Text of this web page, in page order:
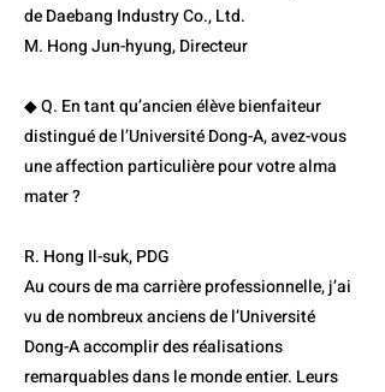
de Daebang Industry Co., Ltd.
M. Hong Jun-hyung, Directeur
◆ Q. En tant qu’ancien élève bienfaiteur
distingué de l’Université Dong-A, avez-vous
une affection particulière pour votre alma
mater ?
R. Hong Il-suk, PDG
Au cours de ma carrière professionnelle, j’ai
vu de nombreux anciens de l’Université
Dong-A accomplir des réalisations
remarquables dans le monde entier. Leurs